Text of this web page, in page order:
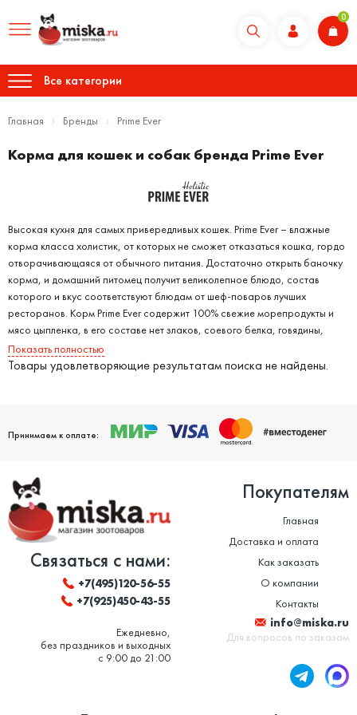
0
Все категории
Главная Бренды Prime Ever
Корма для кошек и собак бренда Prime Ever
Высокая кухня для самых привередливых кошек. Prime Ever – влажные
корма класса холистик, от которых не сможет отказаться кошка, гордо
отворачивающаяся от обычного питания. Достаточно открыть баночку
корма, и домашний питомец получит великолепное блюдо, состав
которого и вкус соответствуют блюдам от шеф-поваров лучших
ресторанов. Корм Prime Ever содержит 100% свежие морепродукты и
мясо цыпленка, в его составе нет злаков, соевого белка, говядины,
молочных продуктов, а также ГМО, искусственных консервантов,
красителей и антиоксидантов. Благодаря бережной обработке и
(натуральный антиоксидант) защищает от преждевременного старения.
Показать полностью
Товары удовлетворяющие результатам поиска не найдены.
Принимаем к оплате:
Связаться с нами:
+7(495)120-56-55
+7(925)450-43-55
Ежедневно,
без праздников и выходных
с 9:00 до 21:00
Покупателям
Главная
Доставка и оплата
Как заказать
О компании
Контакты
info@miska.ru
Для вопросов по заказам